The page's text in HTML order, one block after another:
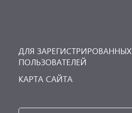
ДЛЯ ЗАРЕГИСТРИРОВАННЫХ
ПОЛЬЗОВАТЕЛЕЙ
КАРТА САЙТА